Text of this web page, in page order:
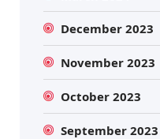
December 2023
November 2023
October 2023
September 2023